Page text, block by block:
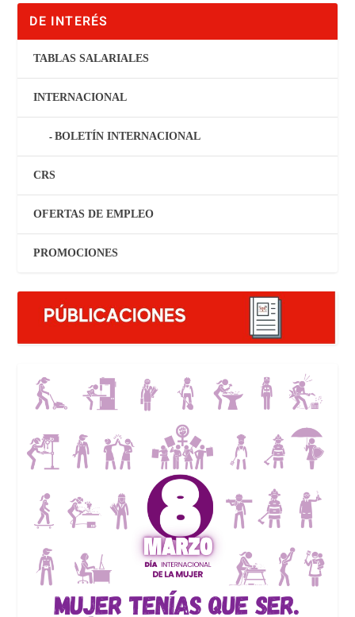
DE INTERÉS
TABLAS SALARIALES
INTERNACIONAL
BOLETÍN INTERNACIONAL
CRS
OFERTAS DE EMPLEO
PROMOCIONES